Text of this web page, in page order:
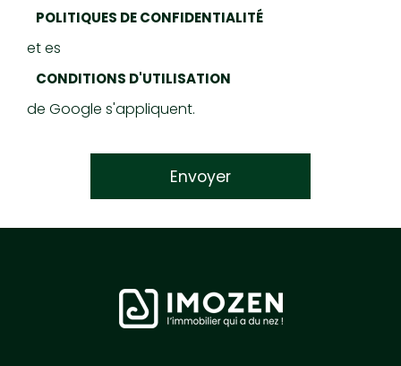
POLITIQUES DE CONFIDENTIALITÉ
et es
CONDITIONS D'UTILISATION
de Google s'appliquent.